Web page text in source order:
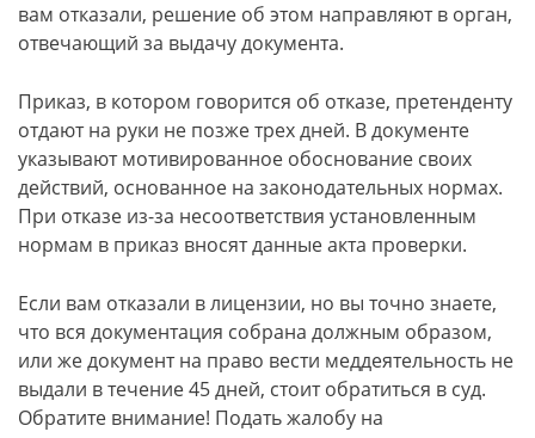
вам отказали, решение об этом направляют в орган,
отвечающий за выдачу документа.
Приказ, в котором говорится об отказе, претенденту
отдают на руки не позже трех дней. В документе
указывают мотивированное обоснование своих
действий, основанное на законодательных нормах.
При отказе из-за несоответствия установленным
нормам в приказ вносят данные акта проверки.
Если вам отказали в лицензии, но вы точно знаете,
что вся документация собрана должным образом,
или же документ на право вести меддеятельность не
выдали в течение 45 дней, стоит обратиться в суд.
Обратите внимание! Подать жалобу на